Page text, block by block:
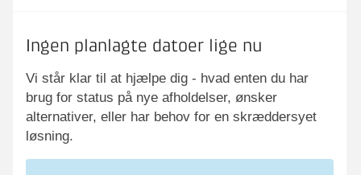
Ingen planlagte datoer lige nu
Vi står klar til at hjælpe dig - hvad enten du har
brug for status på nye afholdelser, ønsker
alternativer, eller har behov for en skræddersyet
løsning.